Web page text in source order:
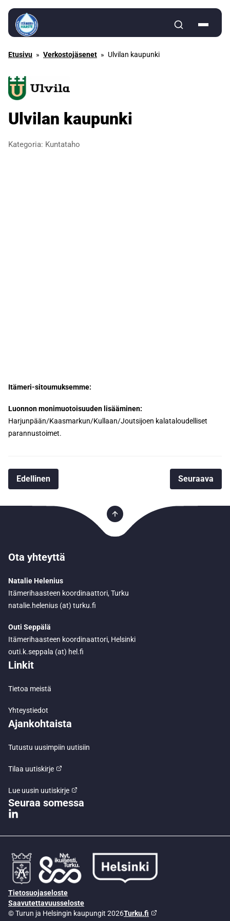
Siirry sisältöön
Etusivu » Verkostojäsenet » Ulvilan kaupunki
Ulvilan kaupunki
Kategoria: Kuntataho
Itämeri-sitoumuksemme:
Luonnon monimuotoisuuden lisääminen:
Harjunpään/Kaasmarkun/Kullaan/Joutsijoen kalataloudelliset
parannustoimet.
Edellinen Seuraava
Ota yhteyttä
Natalie Helenius
Itämerihaasteen koordinaattori, Turku
natalie.helenius (at) turku.fi
Outi Seppälä
Itämerihaasteen koordinaattori, Helsinki
outi.k.seppala (at) hel.fi
Linkit
Tietoa meistä
Yhteystiedot
Ajankohtaista
Tutustu uusimpiin uutisiin
Tilaa uutiskirje
Lue uusin uutiskirje
Seuraa somessa
Tietosuojaseloste
Saavutettavuusseloste
© Turun ja Helsingin kaupungit 2026Turku.fi